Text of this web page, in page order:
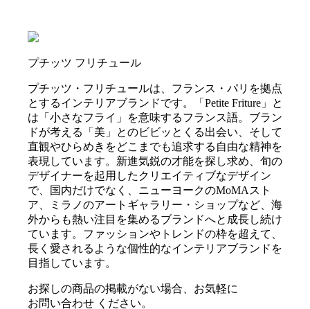
プチッツ フリチュール
プチッツ・フリチュールは、フランス・パリを拠点
とするインテリアブランドです。「Petite Friture」と
は「小さなフライ」を意味するフランス語。ブラン
ドが考える「美」とのビビッとくる出会い、そして
直観やひらめきをどこまでも追求する自由な精神を
表現しています。新進気鋭の才能を探し求め、旬の
デザイナーを起用したクリエイティブなデザイン
で、国内だけでなく、ニューヨークのMoMAスト
ア、ミラノのアートギャラリー・ショップなど、海
外からも熱い注目を集めるブランドへと成長し続け
ています。ファッションやトレンドの枠を超えて、
長く愛されるような個性的なインテリアブランドを
目指しています。
お探しの商品の掲載がない場合、お気軽に
お問い合わせ ください。